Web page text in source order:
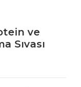
ve
Sıvası